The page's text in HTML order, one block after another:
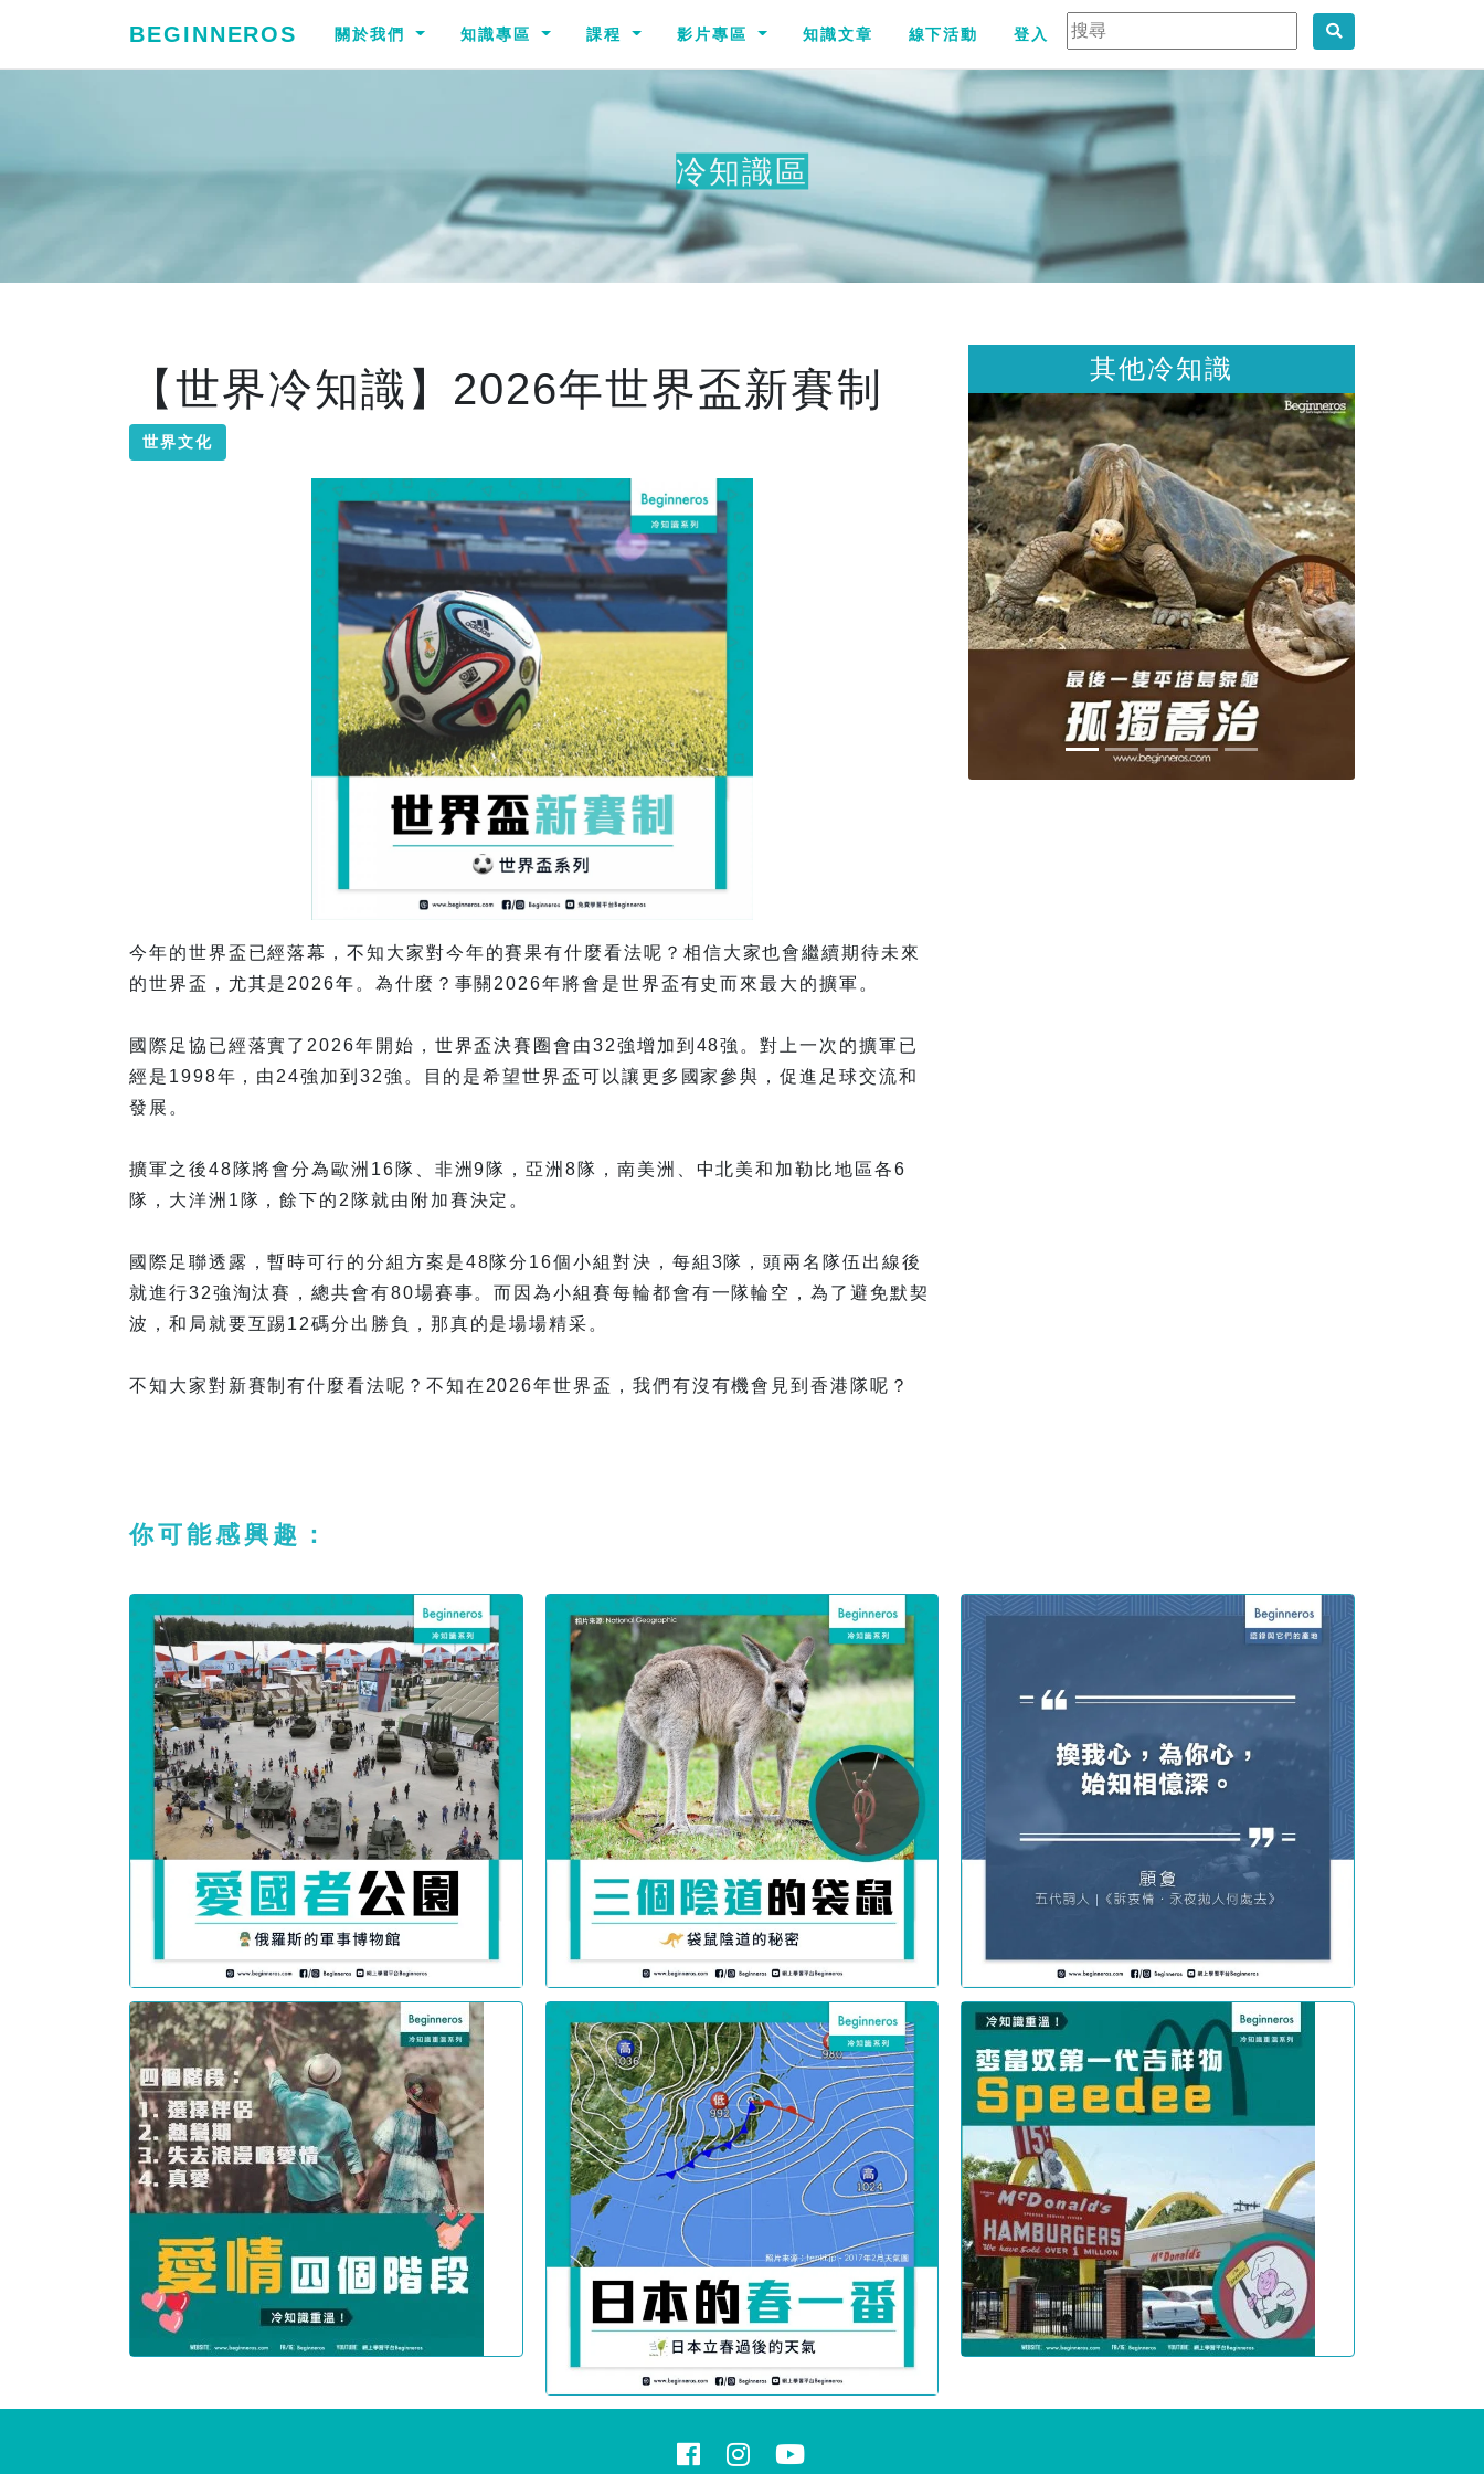
BEGINNEROS 關於我們 知識專區 課程 影片專區 知識文章 線下活動 登入
冷知識區
【世界冷知識】2026年世界盃新賽制
世界文化
今年的世界盃已經落幕，不知大家對今年的賽果有什麼看法呢？相信大家也會繼續期待未來
的世界盃，尤其是2026年。為什麼？事關2026年將會是世界盃有史而來最大的擴軍。
國際足協已經落實了2026年開始，世界盃決賽圈會由32強增加到48強。對上一次的擴軍已
經是1998年，由24強加到32強。目的是希望世界盃可以讓更多國家參與，促進足球交流和
發展。
擴軍之後48隊將會分為歐洲16隊、非洲9隊，亞洲8隊，南美洲、中北美和加勒比地區各6
隊，大洋洲1隊，餘下的2隊就由附加賽決定。
國際足聯透露，暫時可行的分組方案是48隊分16個小組對決，每組3隊，頭兩名隊伍出線後
就進行32強淘汰賽，總共會有80場賽事。而因為小組賽每輪都會有一隊輪空，為了避免默契
波，和局就要互踢12碼分出勝負，那真的是場場精采。
不知大家對新賽制有什麼看法呢？不知在2026年世界盃，我們有沒有機會見到香港隊呢？
其他冷知識
你可能感興趣：